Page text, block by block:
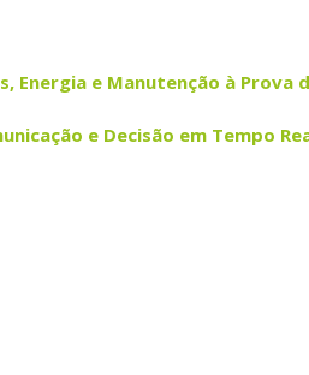
Energia e Manutenção à Prova
e Decisão em Tempo